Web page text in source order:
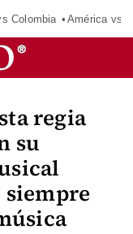
Colombia América vs
regia
su
siempre